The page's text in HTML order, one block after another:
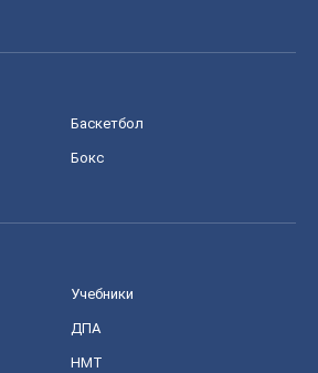
Баскетбол
Бокс
Учебники
ДПА
НМТ